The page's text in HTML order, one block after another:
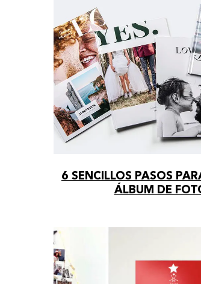
6 SENCILLOS PASOS
ÁLBUM DE